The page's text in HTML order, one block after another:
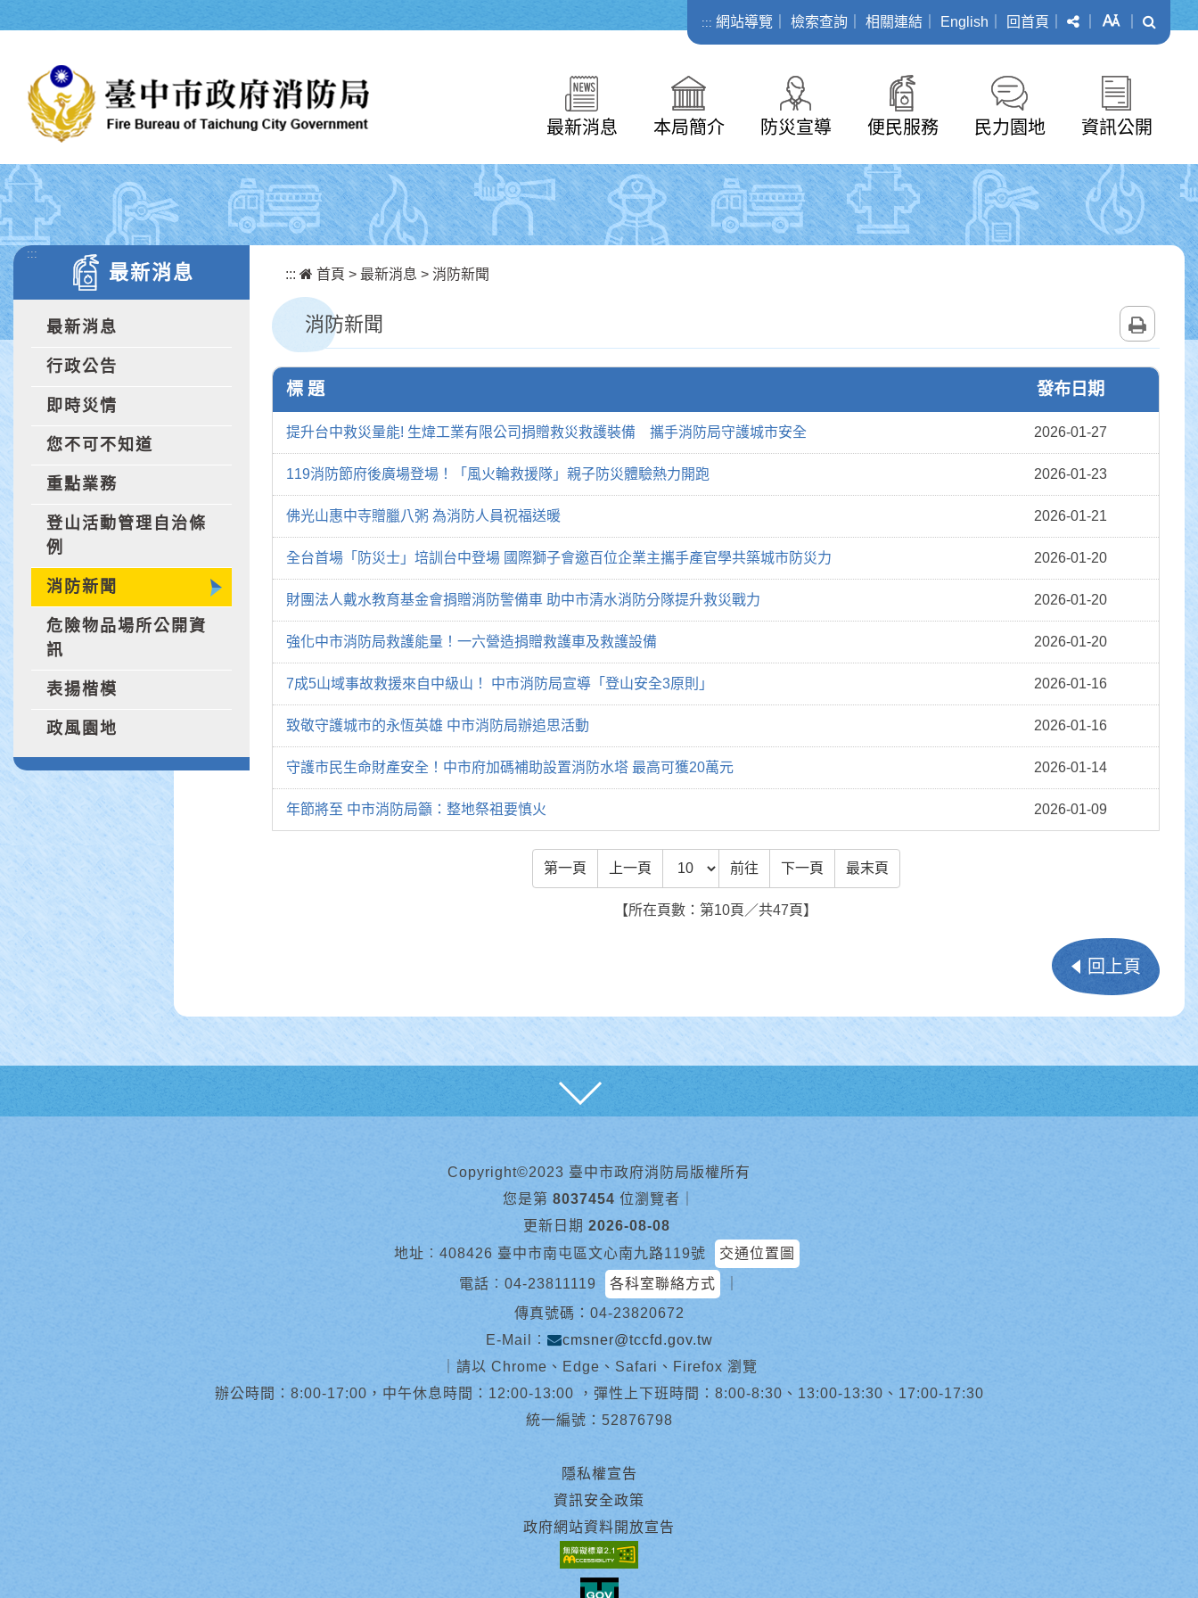
::: 網站導覽 檢索查詢 相關連結 English 回首頁 分享 字級
最新消息 本局簡介 防災宣導 便民服務 民力園地 資訊公開
:::
最新消息
最新消息
行政公告
即時災情
您不可不知道
重點業務
登山活動管理自治條
例
消防新聞
危險物品場所公開資
訊
表揚楷模
政風園地
::: 首頁 > 最新消息 > 消防新聞
消防新聞
標 題 發布日期
提升台中救災量能! 生煒工業有限公司捐贈救災救護裝備 攜手消防局守護城市安全 2026-01-27
119消防節府後廣場登場！「風火輪救援隊」親子防災體驗熱力開跑 2026-01-23
佛光山惠中寺贈臘八粥 為消防人員祝福送暖 2026-01-21
全台首場「防災士」培訓台中登場 國際獅子會邀百位企業主攜手產官學共築城市防災力 2026-01-20
財團法人戴水教育基金會捐贈消防警備車 助中市清水消防分隊提升救災戰力 2026-01-20
強化中市消防局救護能量！一六營造捐贈救護車及救護設備 2026-01-20
7成5山域事故救援來自中級山！ 中市消防局宣導「登山安全3原則」 2026-01-16
致敬守護城市的永恆英雄 中市消防局辦追思活動 2026-01-16
守護市民生命財產安全！中市府加碼補助設置消防水塔 最高可獲20萬元 2026-01-14
年節將至 中市消防局籲：整地祭祖要慎火 2026-01-09
第一頁 上一頁 前往頁數 前往 下一頁 最末頁
【所在頁數：第10頁／共47頁】
回上頁
Copyright©2023 臺中市政府消防局版權所有
您是第 8037454 位瀏覽者
更新日期 2026-08-08
地址︰408426 臺中市南屯區文心南九路119號
交通位置圖
電話︰ 04-23811119 各科室聯絡方式
傳真號碼：04-23820672
E-Mail︰
cmsner@tccfd.gov.tw
請以 Chrome、Edge、Safari、Firefox 瀏覽
辦公時間：8:00-17:00，中午休息時間：12:00-13:00 ，彈性上下班時間：8:00-8:30、13:00-13:30、17:00-17:30
統一編號：52876798
隱私權宣告
資訊安全政策
政府網站資料開放宣告